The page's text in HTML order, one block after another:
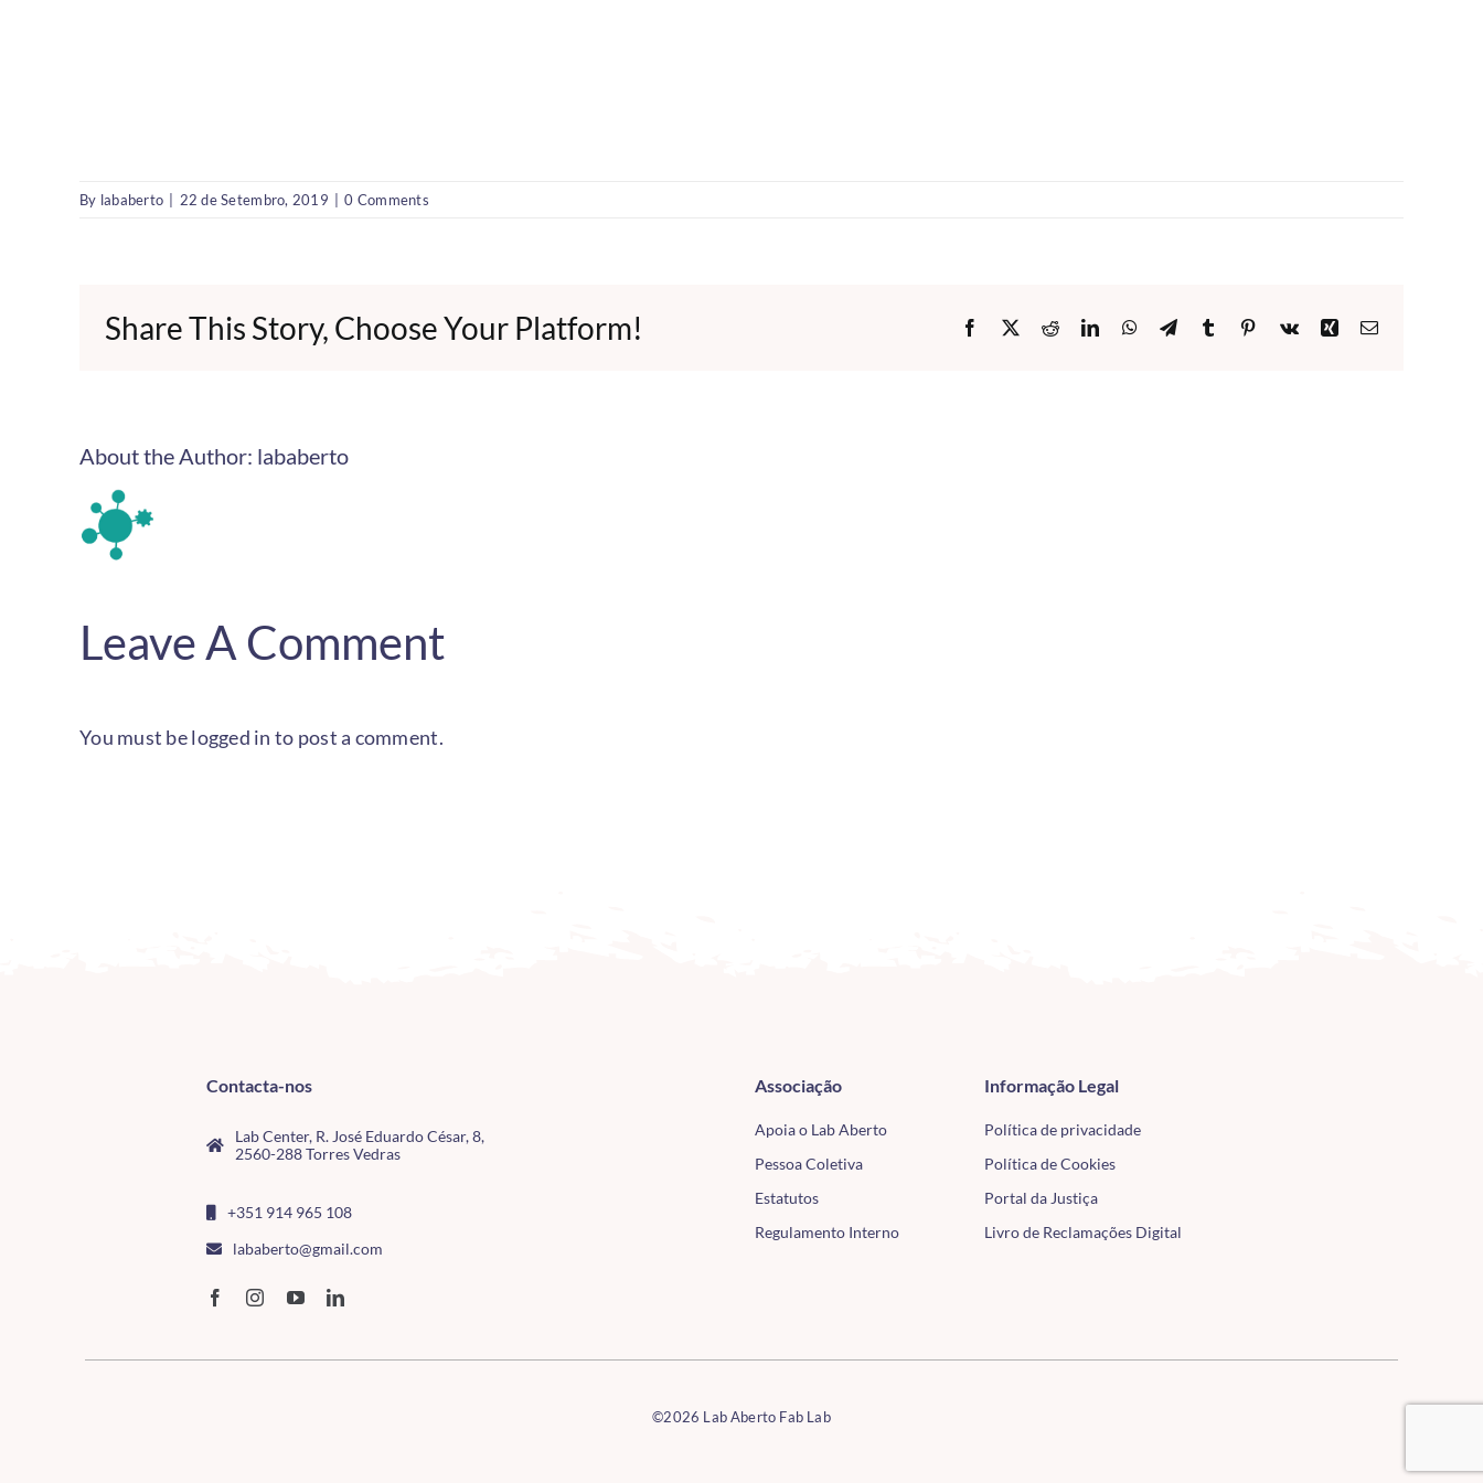
By lababerto 22 de Setembro, 2019 0 Comments
Share This Story, Choose Your Platform! Facebook
X RedditLinkedInWhatsApp
TelegramTumblr Pinterest
Vk XingEmail
About the Author: lababerto
Leave A Comment
You must belogged in to post a comment.
Contacta-nos
Lab Center, R. José Eduardo César, 8,
2560-288 Torres Vedras
+351 914 965 108
lababerto@gmail.com
Associação
Apoia o Lab Aberto
Pessoa Coletiva
Estatutos
Regulamento Interno
Informação Legal
Política de privacidade
Política de Cookies
Portal da Justiça
Livro de Reclamações Digital
©2026 Lab Aberto Fab Lab